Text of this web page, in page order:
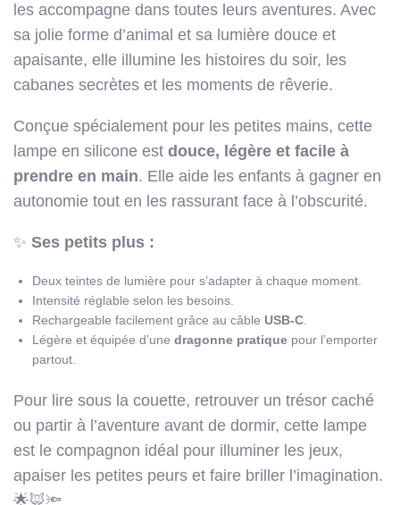
les accompagne dans toutes leurs aventures. Avec
sa jolie forme d’animal et sa lumière douce et
apaisante, elle illumine les histoires du soir, les
cabanes secrètes et les moments de rêverie.
Conçue spécialement pour les petites mains, cette
lampe en silicone est douce, légère et facile à
prendre en main. Elle aide les enfants à gagner en
autonomie tout en les rassurant face à l’obscurité.
✨ Ses petits plus :
Deux teintes de lumière pour s’adapter à chaque moment.
Intensité réglable selon les besoins.
Rechargeable facilement grâce au câble USB-C.
Légère et équipée d’une dragonne pratique pour l’emporter
partout.
Pour lire sous la couette, retrouver un trésor caché
ou partir à l’aventure avant de dormir, cette lampe
est le compagnon idéal pour illuminer les jeux,
apaiser les petites peurs et faire briller l’imagination.
🌟🦊🔦